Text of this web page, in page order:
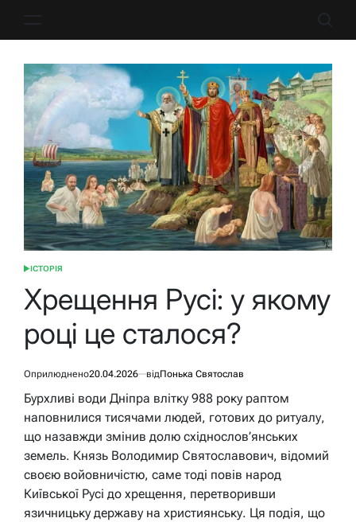
ОПУБЛІКУВАТИ
ІСТОРІЯ
Хрещення Русі: у якому
році це сталося?
Оприлюднено20.04.2026 відПонька Святослав
Бурхливі води Дніпра влітку 988 року раптом
наповнилися тисячами людей, готових до ритуалу,
що назавжди змінив долю східнослов’янських
земель. Князь Володимир Святославович, відомий
своєю войовничістю, саме тоді повів народ
Київської Русі до хрещення, перетворивши
язичницьку державу на християнську. Ця подія, що